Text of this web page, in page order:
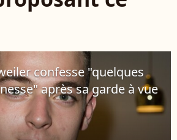
confesse "quelques
après sa garde à vue